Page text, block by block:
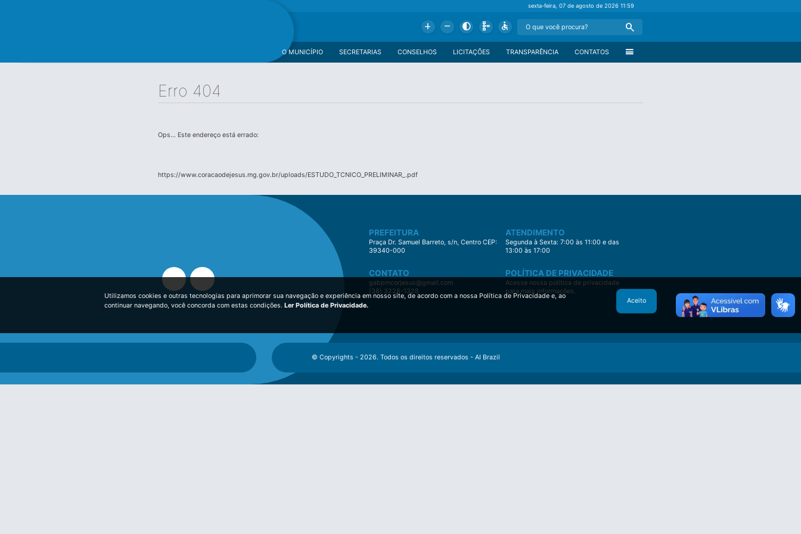
sexta-feira, 07 de agosto de 202611:59
Add Remove Contrast Schema Accessible Search
menu
CONTATOS
TRANSPARÊNCIA
LICITAÇÕES
CONSELHOS
SECRETARIAS
O MUNICÍPIO
Erro 404
Ops... Este endereço está errado:
https://www.coracaodejesus.mg.gov.br/uploads/ESTUDO_TCNICO_PRELIMINAR_.pdf
PREFEITURA
Praça Dr. Samuel Barreto, s/n, Centro CEP:
39340-000
ATENDIMENTO
Segunda à Sexta: 7:00 às 11:00 e das
13:00 às 17:00
CONTATO
gabpmcorjesus@gmail.com
(38) 3228-1328
POLÍTICA DE PRIVACIDADE
Acesse nossa política de privacidade
para mais informações.
© Copyrights - 2026. Todos os direitos reservados - AI Brazil
Utilizamos cookies e outras tecnologias para aprimorar sua navegação e experiência em nosso site, de acordo com a nossa Política de Privacidade e, ao
continuar navegando, você concorda com estas condições. Ler Política de Privacidade.
Aceito